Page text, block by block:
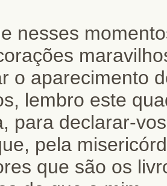
nesses
o aparecimento
lembro este
para declarar-
pela
que são os